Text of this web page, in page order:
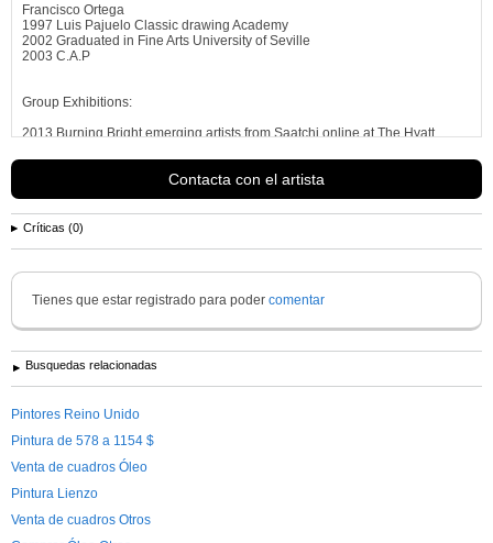
Francisco Ortega
1997 Luis Pajuelo Classic drawing Academy
2002 Graduated in Fine Arts University of Seville
2003 C.A.P
Group Exhibitions:
2013 Burning Bright emerging artists from Saatchi online at The Hyatt,
2012 Ecce Homo Mother Project space, London
2012 Art Extravaganza, Arbeit Gallery, Action and power, London
2011 Hackney Wicked Festival, London
2011 Equilibrium, Under the Dust studios, London
Contacta con el artista
Críticas (0)
Tienes que estar registrado para poder comentar
Busquedas relacionadas
Pintores Reino Unido
Pintura de 578 a 1154 $
Venta de cuadros Óleo
Pintura Lienzo
Venta de cuadros Otros